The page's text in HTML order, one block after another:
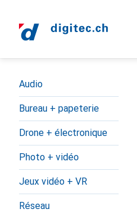
Navigation par catégorie
Audio
Bureau + papeterie
Drone + électronique
Photo + vidéo
Jeux vidéo + VR
Réseau